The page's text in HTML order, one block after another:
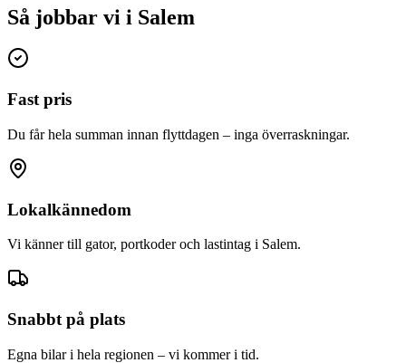
Så jobbar vi i Salem
Fast pris
Du får hela summan innan flyttdagen – inga överraskningar.
Lokalkännedom
Vi känner till gator, portkoder och lastintag i Salem.
Snabbt på plats
Egna bilar i hela regionen – vi kommer i tid.